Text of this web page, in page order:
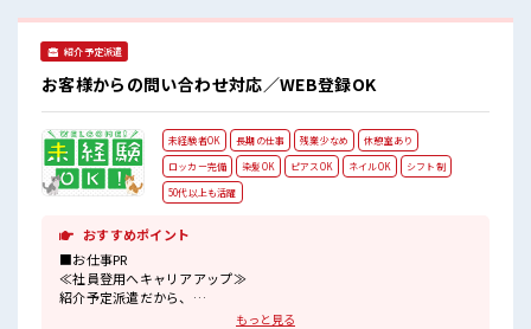
OKなのはウレシイPoint☆ 休憩室で自分タイム！ のんびりス
い！
紹介予定派遣
お客様からの問い合わせ対応／WEB登録OK
未経験者OK 長期の仕事 残業少なめ
休憩室あり
ロッカー完備
染髪OK ピアスOK ネイルOK
シフト制
50代以上も活躍
おすすめポイント
■お仕事PR
≪社員登用へキャリアアップ≫
紹介予定派遣だから、
自分に職場が合うかお試しできるのがウレシイですね☆
もっと見る